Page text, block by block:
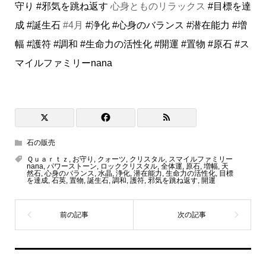
守り #邪気を跳ね返す 心身とものリラックス #目標を達
成 #誕生石#4月 #浄化 #心身のバランス #潜在能力 #増
幅 #護符 #調和 #生命力の活性化 #開運 #置物 #原石 #ス
マイルファミリーnana
石の販売
Ｑｕａｒｔｚ , お守り , クォーツ, クリスタル, スマイルファミリー
nana, パワーストーン, ロッククリスタル, 全体運, 原石, 増幅, 天
然石, 心身のバランス, 水晶, 浄化, 潜在能力, 生命力の活性化, 目標
を達成, 石英, 置物, 誕生石, 調和, 護符, 邪気を跳ね返す, 開運